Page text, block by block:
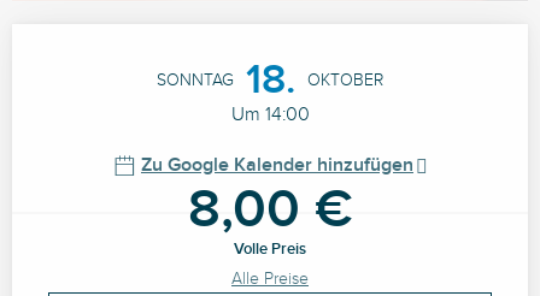
SONNTAG 18. OKTOBER
Um 14:00
Zu Google Kalender hinzufügen
8,00 €
Volle Preis
Alle Preise